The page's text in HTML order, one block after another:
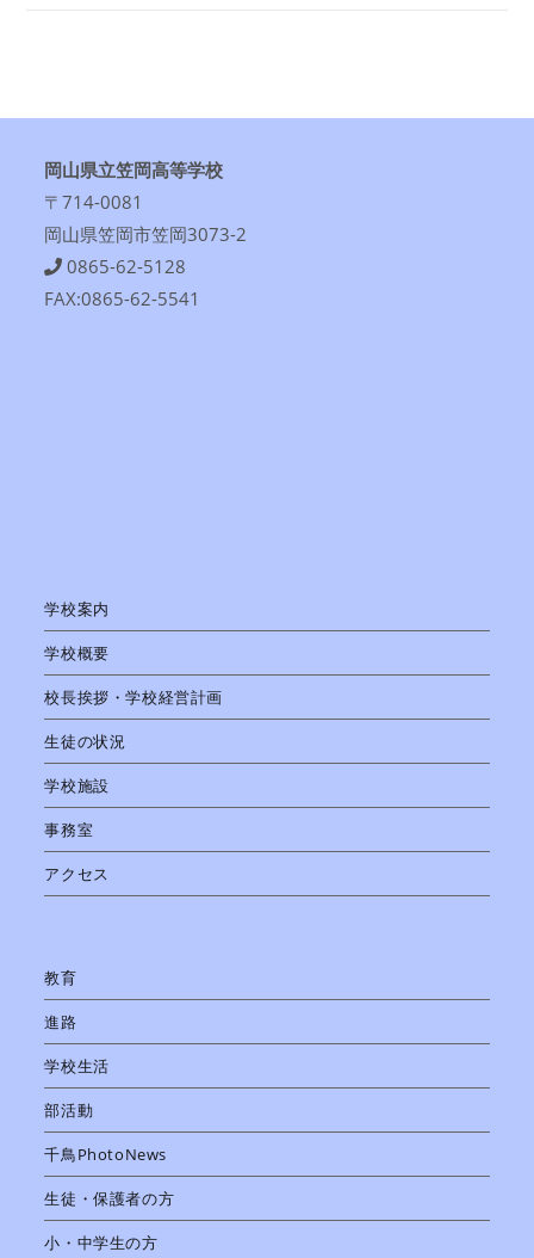
岡山県立笠岡高等学校
〒714-0081
岡山県笠岡市笠岡3073-2
0865-62-5128
FAX:0865-62-5541
学校案内
学校概要
校長挨拶・学校経営計画
生徒の状況
学校施設
事務室
アクセス
教育
進路
学校生活
部活動
千鳥PhotoNews
生徒・保護者の方
小・中学生の方